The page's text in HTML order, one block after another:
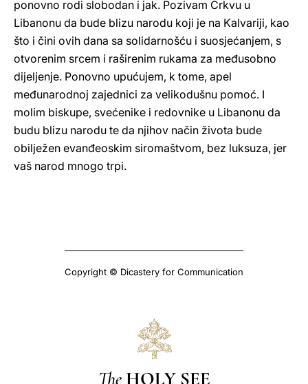
ponovno rodi slobodan i jak. Pozivam Crkvu u
Libanonu da bude blizu narodu koji je na Kalvariji, kao
što i čini ovih dana sa solidarnošću i suosjećanjem, s
otvorenim srcem i raširenim rukama za međusobno
dijeljenje. Ponovno upućujem, k tome, apel
međunarodnoj zajednici za velikodušnu pomoć. I
molim biskupe, svećenike i redovnike u Libanonu da
budu blizu narodu te da njihov način života bude
obilježen evanđeoskim siromaštvom, bez luksuza, jer
vaš narod mnogo trpi.
Copyright © Dicastery for Communication
The HOLY SEE